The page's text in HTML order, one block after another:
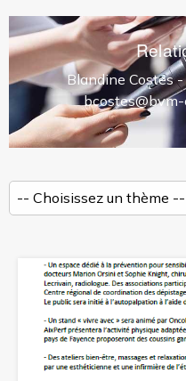
Blandine Costes